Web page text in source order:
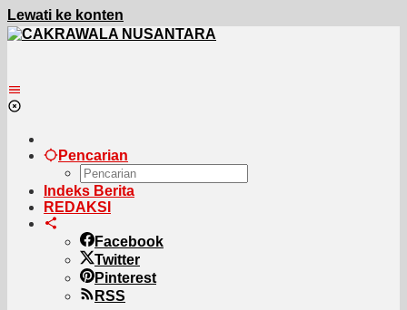
Lewati ke konten
Pencarian
Indeks Berita
REDAKSI
Facebook
Twitter
Pinterest
RSS